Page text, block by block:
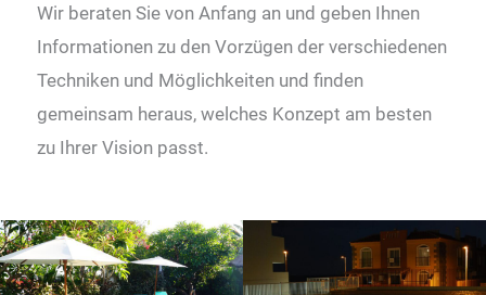
Wir beraten Sie von Anfang an und geben Ihnen
Informationen zu den Vorzügen der verschiedenen
Techniken und Möglichkeiten und finden
gemeinsam heraus, welches Konzept am besten
zu Ihrer Vision passt.